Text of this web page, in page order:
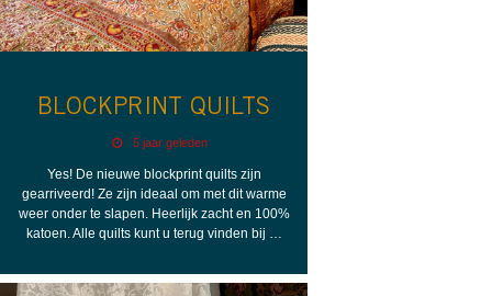
BLOCKPRINT QUILTS
5 jaar geleden
Yes! De nieuwe blockprint quilts zijn
gearriveerd! Ze zijn ideaal om met dit warme
weer onder te slapen. Heerlijk zacht en 100%
katoen. Alle quilts kunt u terug vinden bij …